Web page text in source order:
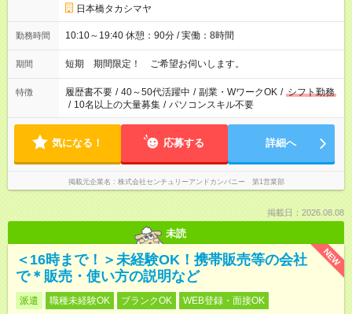
日本橋タカシマヤ
勤務時間 10:10～19:40 休憩：90分 / 実働：8時間
期間 短期 期間限定！ ご希望お伺いします。
特徴 履歴書不要 / 40～50代活躍中 / 副業・WワークOK / シフト勤務
/ 10名以上の大量募集 / パソコンスキル不要
気になる！ 応募する 詳細へ
掲載元企業名 株式会社センチュリーアンドカンパニー 第1営業部
掲載日：2026.08.08
未読
NEW
＜16時まで！＞未経験OK！携帯販売等の会社
で＊販売・使い方の説明など
派遣 職種未経験OK ブランクOK WEB登録・面接OK